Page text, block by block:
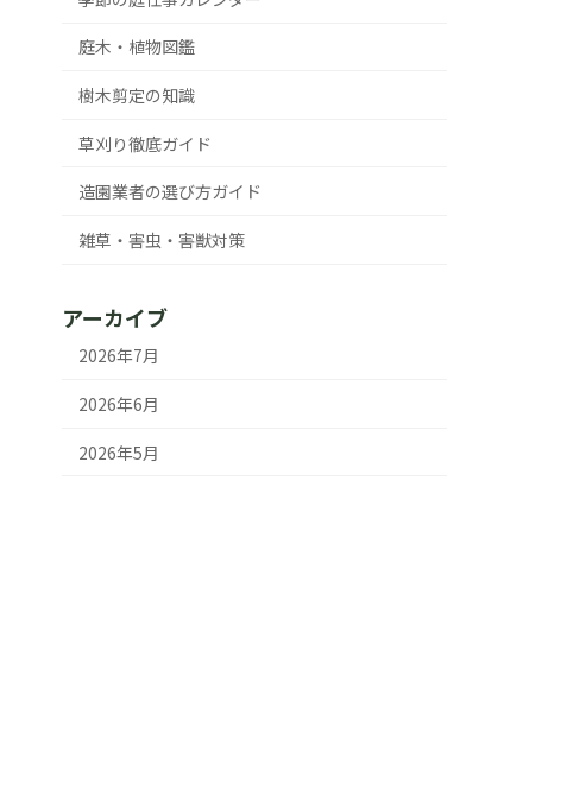
庭木・植物図鑑
樹木剪定の知識
草刈り徹底ガイド
造園業者の選び方ガイド
雑草・害虫・害獣対策
アーカイブ
2026年7月
2026年6月
2026年5月